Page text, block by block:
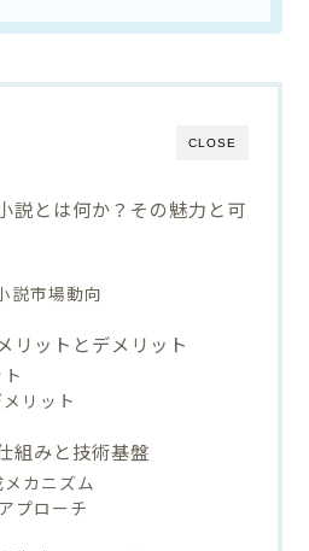
CLOSE
説とは何か？その魅力と可
説市場動向
リットとデメリット
リット
組みと技術基盤
カニズム
プローチ